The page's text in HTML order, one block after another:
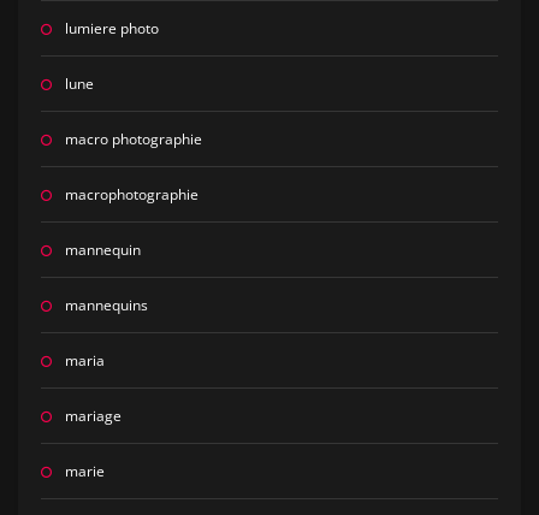
lumiere photo
lune
macro photographie
macrophotographie
mannequin
mannequins
maria
mariage
marie